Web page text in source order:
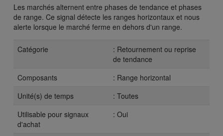
Les marchés alternent entre phases de tendance et phases
de range. Ce signal détecte les ranges horizontaux et nous
alerte lorsque le marché ferme en dehors d'un range.
Catégorie
: Retournement ou reprise
de tendance
Composants
: Range horizontal
Unité(s) de temps
: Toutes
Utilisable pour signaux
d'achat
: Oui